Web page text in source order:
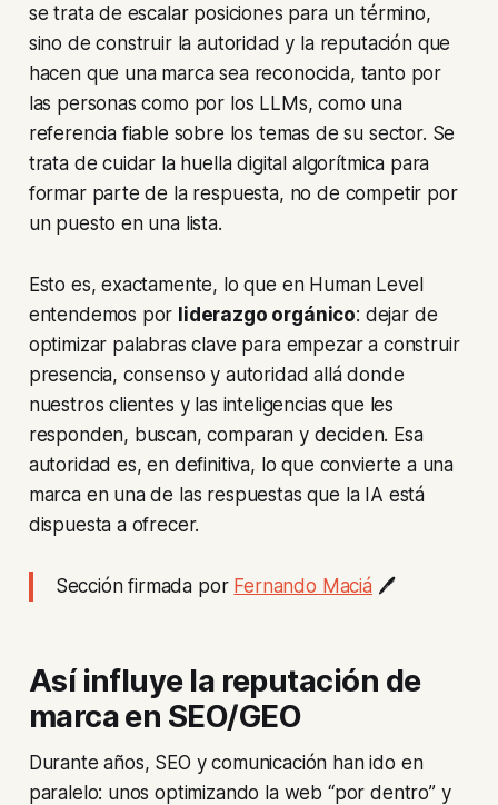
se trata de escalar posiciones para un término,
sino de construir la autoridad y la reputación que
hacen que una marca sea reconocida, tanto por
las personas como por los LLMs, como una
referencia fiable sobre los temas de su sector. Se
trata de cuidar la huella digital algorítmica para
formar parte de la respuesta, no de competir por
un puesto en una lista.
Esto es, exactamente, lo que en Human Level
entendemos por liderazgo orgánico: dejar de
optimizar palabras clave para empezar a construir
presencia, consenso y autoridad allá donde
nuestros clientes y las inteligencias que les
responden, buscan, comparan y deciden. Esa
autoridad es, en definitiva, lo que convierte a una
marca en una de las respuestas que la IA está
dispuesta a ofrecer.
Sección firmada por Fernando Maciá 🖊️
Así influye la reputación de
marca en SEO/GEO
Durante años, SEO y comunicación han ido en
paralelo: unos optimizando la web “por dentro” y